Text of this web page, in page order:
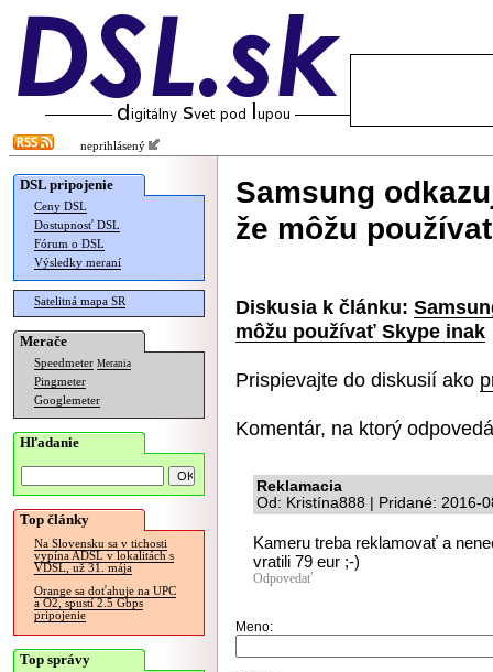
neprihlásený
DSL pripojenie
Ceny DSL
Dostupnosť DSL
Fórum o DSL
Výsledky meraní
Satelitná mapa SR
Merače
Speedmeter Merania
Pingmeter
Googlemeter
Hľadanie
Top články
Na Slovensku sa v tichosti
vypína ADSL v lokalitách s
VDSL, už 31. mája
Orange sa doťahuje na UPC
a O2, spustí 2.5 Gbps
pripojenie
Top správy
Samsung
že môžu
Diskusia k článku:
môžu používať Skype inak
Prispievajte do diskusií ako
Komentár, na ktorý
Reklamacia
Od: Kristína888 | Pridané: 2016-
Kameru treba reklamovať a
vratili 79 eur ;-)
Odpovedať
Meno: